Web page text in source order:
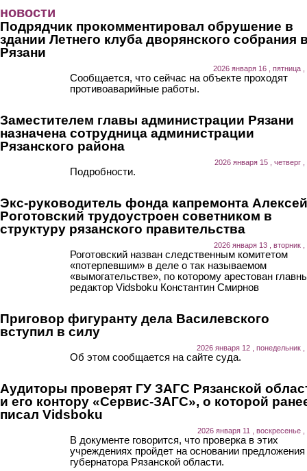
новости
Подрядчик прокомментировал обрушение в
здании Летнего клуба дворянского собрания
Рязани
2026 января 16 , пятница ,
Сообщается, что сейчас на объекте проходят
противоаварийные работы.
Заместителем главы администрации Рязани
назначена сотрудница администрации
Рязанского района
2026 января 15 , четверг ,
Подробности.
Экс-руководитель фонда капремонта Алексей
Роготовский трудоустроен советником в
структуру рязанского правительства
2026 января 13 , вторник ,
Роготовский назван следственным комитетом
«потерпевшим» в деле о так называемом
«вымогательстве», по которому арестован
редактор Vidsboku Константин Смирнов
Приговор фигуранту дела Василевского
вступил в силу
2026 января 12 , понедельник ,
Об этом сообщается на сайте суда.
Аудиторы проверят ГУ ЗАГС Рязанской
и его контору «Сервис-ЗАГС», о которой
писал Vidsboku
2026 января 11 , воскресенье ,
В документе говорится, что проверка в этих
учреждениях пройдет на основании предложения
губернатора Рязанской области.